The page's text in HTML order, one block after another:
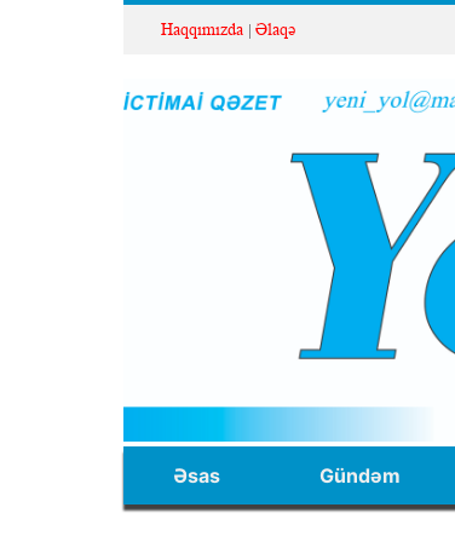
Haqqımızda Əlaqə
Əsas Gündəm